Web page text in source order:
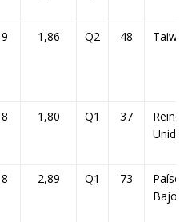
9 1,86 Q2 48 Taiwán
8 1,80 Q1 37
Reino
Unido
8 2,89 Q1 73
Países
Bajos